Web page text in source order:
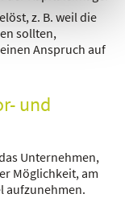
z. B. weil die
sollten,
Anspruch auf
und
Unternehmen,
Möglichkeit, am
aufzunehmen.